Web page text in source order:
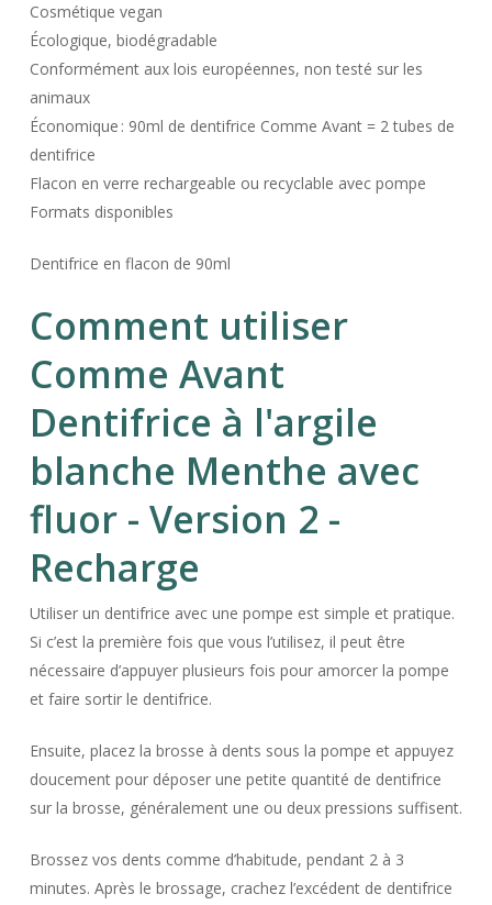
Cosmétique vegan
Écologique, biodégradable
Conformément aux lois européennes, non testé sur les
animaux
Économique : 90ml de dentifrice Comme Avant = 2 tubes de
dentifrice
Flacon en verre rechargeable ou recyclable avec pompe
Formats disponibles
Dentifrice en flacon de 90ml
Comment utiliser
Comme Avant
Dentifrice à l'argile
blanche Menthe avec
fluor - Version 2 -
Recharge
Utiliser un dentifrice avec une pompe est simple et pratique.
Si c’est la première fois que vous l’utilisez, il peut être
nécessaire d’appuyer plusieurs fois pour amorcer la pompe
et faire sortir le dentifrice.
Ensuite, placez la brosse à dents sous la pompe et appuyez
doucement pour déposer une petite quantité de dentifrice
sur la brosse, généralement une ou deux pressions suffisent.
Brossez vos dents comme d’habitude, pendant 2 à 3
minutes. Après le brossage, crachez l’excédent de dentifrice